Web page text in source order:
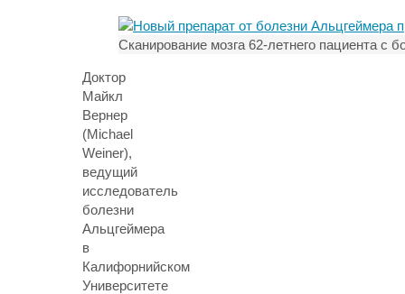
Сканирование мозга 62-летнего пациента с
Доктор
Майкл
Вернер
(Michael
Weiner),
ведущий
исследователь
болезни
Альцгеймера
в
Калифорнийском
Университете